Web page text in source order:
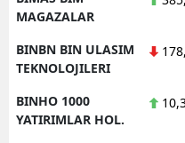
MAGAZALAR
BINBN BIN ULASIM
TEKNOLOJILERI
BINHO 1000
YATIRIMLAR HOL.